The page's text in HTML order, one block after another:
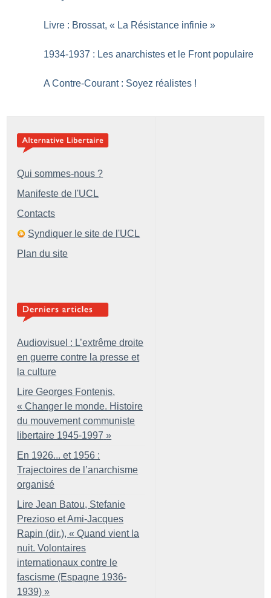
Livre : Brossat, « La Résistance infinie »
1934-1937 : Les anarchistes et le Front populaire
A Contre-Courant : Soyez réalistes !
Qui sommes-nous ?
Manifeste de l'UCL
Contacts
Syndiquer le site de l'UCL
Plan du site
Audiovisuel : L’extrême droite
en guerre contre la presse et
la culture
Lire Georges Fontenis,
« Changer le monde. Histoire
du mouvement communiste
libertaire 1945-1997 »
En 1926... et 1956 :
Trajectoires de l’anarchisme
organisé
Lire Jean Batou, Stefanie
Prezioso et Ami-Jacques
Rapin (dir.), « Quand vient la
nuit. Volontaires
internationaux contre le
fascisme (Espagne 1936-
1939) »